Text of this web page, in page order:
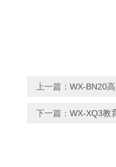
上一篇： WX-BN20
下一篇： WX-XQ3教